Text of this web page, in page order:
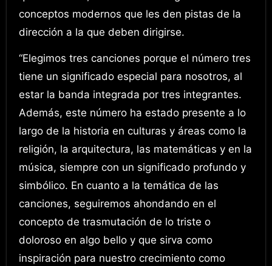
conceptos modernos que les den pistas de la
dirección a la que deben dirigirse.
“Elegimos tres canciones porque el número tres
tiene un significado especial para nosotros, al
estar la banda integrada por tres integrantes.
Además, este número ha estado presente a lo
largo de la historia en culturas y áreas como la
religión, la arquitectura, las matemáticas y en la
música, siempre con un significado profundo y
simbólico. En cuanto a la temática de las
canciones, seguiremos ahondando en el
concepto de trasmutación de lo triste o
doloroso en algo bello y que sirva como
inspiración para nuestro crecimiento como